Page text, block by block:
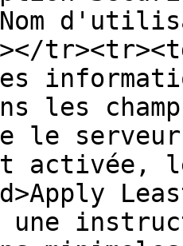
Nom
les
le
activée,
une